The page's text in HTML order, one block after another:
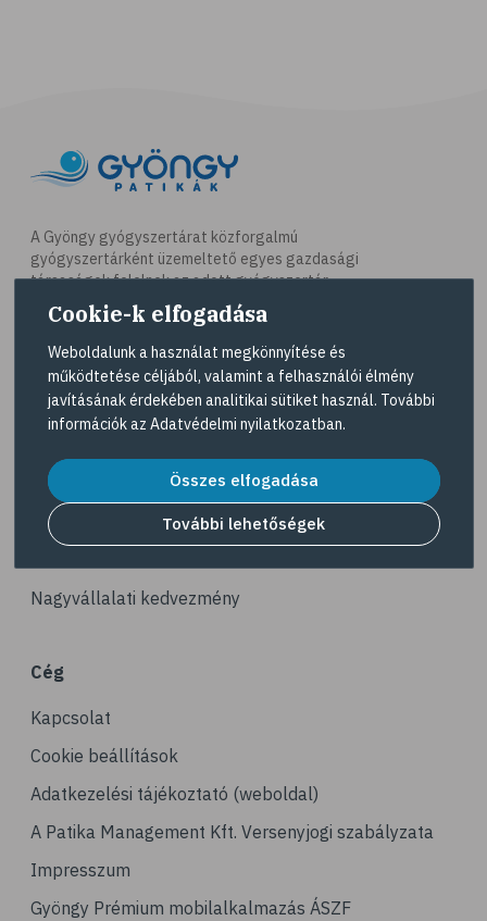
# célkitűzés
# étkezési napló
# hal
# egészséges táplálkozás
# omega-3
# A-vitamin
# ásványi anyagok
# ízületi fájdalom
# ízületek
# csontok
# porckopás
# csonttörés
# mozgásszervi problémák
# köszvény
# ínhüvelygyulladás
# tél
A Gyöngy gyógyszertárat közforgalmú
gyógyszertárként üzemeltető egyes gazdasági
társaságok felelnek az adott gyógyszertár
működésért. A Gyöngy gyógyszertárak listáját és
elérhetőségeit a Gyógyszertár kereső
tekintheti meg.
Navigáció
Dermokozmetikumok
Gyöngy Patika Magazin
Nagyvállalati kedvezmény
Cég
Kapcsolat
Cookie beállítások
Adatkezelési tájékoztató (weboldal)
A Patika Management Kft. Versenyjogi szabályzata
Impresszum
Gyöngy Prémium mobilalkalmazás ÁSZF
Cookie-k elfogadása
Weboldalunk a használat megkönnyítése és
működtetése céljából, valamint a felhasználói élmény
javításának érdekében analitikai sütiket használ. További
információk az Adatvédelmi nyilatkozatban.
Összes elfogadása
További lehetőségek